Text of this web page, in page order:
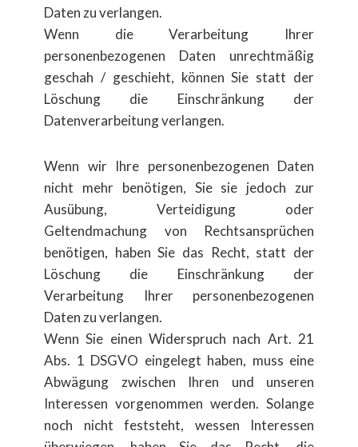
Daten zu verlangen.
Wenn die Verarbeitung Ihrer
personenbezogenen Daten unrechtm​äßig
geschah / geschieht, k​önnen Sie statt der
Löschung die Einschränkung der
Datenverarbeitung verlangen.
Wenn wir Ihre personenbezogenen Daten
nicht mehr benötigen, Sie sie jedoch zur
Ausübung, Verteidigung oder
Geltendmachung von Rechtsansprüchen
benötigen, haben Sie das Recht, statt der
Löschung die Einschränkung der
Verarbeitung Ihrer personenbezogenen
Daten zu verlangen.
Wenn Sie einen Widerspruch nach Art. 21
Abs. 1 DSGVO eingelegt haben, muss eine
Abwägung zwischen Ihren und unseren
Interessen vorgenommen werden. Solange
noch nicht feststeht, wessen Interessen